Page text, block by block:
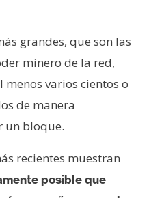
grandes, que son las
minero de la red,
varios cientos o
de manera
un bloque.
recientes muestran
posible que